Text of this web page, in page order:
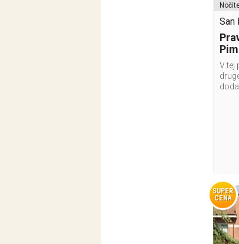
San
V tej
SUPER
CENA